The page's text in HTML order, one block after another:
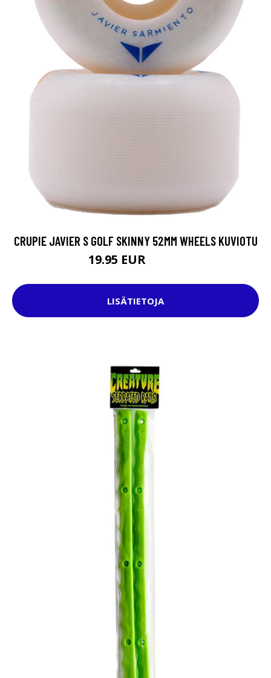
CRUPIE JAVIER S GOLF SKINNY 52MM WHEELS KUVIOTU
19.95 EUR
LISÄTIETOJA